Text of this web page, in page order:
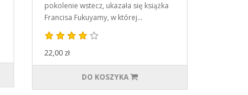
pokolenie wstecz, ukazała się książka
Francisa Fukuyamy, w której…
22,00 zł
DO KOSZYKA